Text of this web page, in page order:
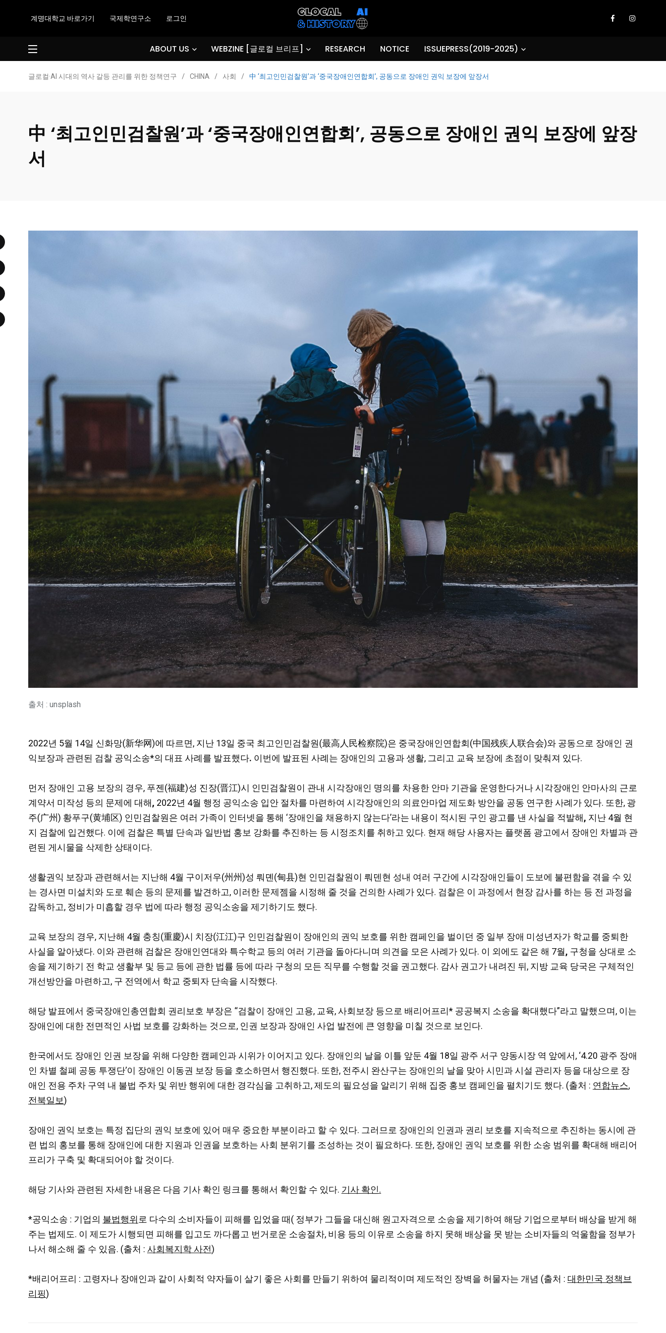
계명대학교 바로가기 국제학연구소 로그인
ABOUT US WEBZINE [글로컬 브리프] RESEARCH NOTICE ISSUEPRESS(2019-2025)
글로컬·AI 시대의 역사 갈등 관리를 위한 정책연구 / CHINA / 사회 / 中 ‘최고인민검찰원’과 ‘중국장애인연합회’, 공동으로 장애인 권익 보장에 앞장서
中 ‘최고인민검찰원’과 ‘중국장애인연합회’, 공동으로 장애인 권익 보장에 앞장
서
출처 : unsplash
2022년 5월 14일 신화망(新华网)에 따르면, 지난 13일 중국 최고인민검찰원(最高人民检察院)은 중국장애인연합회(中国残疾人联合会)와 공동으로 장애인 권
익보장과 관련된 검찰 공익소송*의 대표 사례를 발표했다. 이번에 발표된 사례는 장애인의 고용과 생활, 그리고 교육 보장에 초점이 맞춰져 있다.
먼저 장애인 고용 보장의 경우, 푸젠(福建)성 진장(晋江)시 인민검찰원이 관내 시각장애인 명의를 차용한 안마 기관을 운영한다거나 시각장애인 안마사의 근로
계약서 미작성 등의 문제에 대해, 2022년 4월 행정 공익소송 입안 절차를 마련하여 시각장애인의 의료안마업 제도화 방안을 공동 연구한 사례가 있다. 또한, 광
주(广州) 황푸구(黄埔区) 인민검찰원은 여러 가족이 인터넷을 통해 ‘장애인을 채용하지 않는다’라는 내용이 적시된 구인 광고를 낸 사실을 적발해, 지난 4월 현
지 검찰에 입건했다. 이에 검찰은 특별 단속과 일반법 홍보 강화를 추진하는 등 시정조치를 취하고 있다. 현재 해당 사용자는 플랫폼 광고에서 장애인 차별과 관
련된 게시물을 삭제한 상태이다.
생활권익 보장과 관련해서는 지난해 4월 구이저우(州州)성 뤄뎬(甸县)현 인민검찰원이 뤄덴현 성내 여러 구간에 시각장애인들이 도보에 불편함을 겪을 수 있
는 경사면 미설치와 도로 훼손 등의 문제를 발견하고, 이러한 문제젬을 시정해 줄 것을 건의한 사례가 있다. 검찰은 이 과정에서 현장 감사를 하는 등 전 과정을
감독하고, 정비가 미흡할 경우 법에 따라 행정 공익소송을 제기하기도 했다.
교육 보장의 경우, 지난해 4월 충칭(重慶)시 치장(江江)구 인민검찰원이 장애인의 권익 보호를 위한 캠페인을 벌이던 중 일부 장애 미성년자가 학교를 중퇴한
사실을 알아냈다. 이와 관련해 검찰은 장애인연대와 특수학교 등의 여러 기관을 돌아다니며 의견을 모은 사례가 있다. 이 외에도 같은 해 7월, 구청을 상대로 소
송을 제기하기 전 학교 생활부 및 등교 등에 관한 법률 등에 따라 구청의 모든 직무를 수행할 것을 권고했다. 감사 권고가 내려진 뒤, 지방 교육 당국은 구체적인
개선방안을 마련하고, 구 전역에서 학교 중퇴자 단속을 시작했다.
해당 발표에서 중국장애인총연합회 권리보호 부장은 “검찰이 장애인 고용, 교육, 사회보장 등으로 배리어프리* 공공복지 소송을 확대했다”라고 말했으며, 이는
장애인에 대한 전면적인 사법 보호를 강화하는 것으로, 인권 보장과 장애인 사업 발전에 큰 영향을 미칠 것으로 보인다.
한국에서도 장애인 인권 보장을 위해 다양한 캠페인과 시위가 이어지고 있다. 장애인의 날을 이틀 앞둔 4월 18일 광주 서구 양동시장 역 앞에서, ‘4.20 광주 장애
인 차별 철폐 공동 투쟁단’이 장애인 이동권 보장 등을 호소하면서 행진했다. 또한, 전주시 완산구는 장애인의 날을 맞아 시민과 시설 관리자 등을 대상으로 장
애인 전용 주차 구역 내 불법 주차 및 위반 행위에 대한 경각심을 고취하고, 제도의 필요성을 알리기 위해 집중 홍보 캠페인을 펼치기도 했다. (출처 : 연합뉴스,
전북일보)
장애인 권익 보호는 특정 집단의 권익 보호에 있어 매우 중요한 부분이라고 할 수 있다. 그러므로 장애인의 인권과 권리 보호를 지속적으로 추진하는 동시에 관
련 법의 홍보를 통해 장애인에 대한 지원과 인권을 보호하는 사회 분위기를 조성하는 것이 필요하다. 또한, 장애인 권익 보호를 위한 소송 범위를 확대해 배리어
프리가 구축 및 확대되어야 할 것이다.
해당 기사와 관련된 자세한 내용은 다음 기사 확인 링크를 통해서 확인할 수 있다. 기사 확인.
*공익소송 : 기업의 불법행위로 다수의 소비자들이 피해를 입었을 때( 정부가 그들을 대신해 원고자격으로 소송을 제기하여 해당 기업으로부터 배상을 받게 해
주는 법제도. 이 제도가 시행되면 피해를 입고도 까다롭고 번거로운 소송절차, 비용 등의 이유로 소송을 하지 못해 배상을 못 받는 소비자들의 억울함을 정부가
나서 해소해 줄 수 있음. (출처 : 사회복지학 사전)
*배리어프리 : 고령자나 장애인과 같이 사회적 약자들이 살기 좋은 사회를 만들기 위하여 물리적이며 제도적인 장벽을 허물자는 개념 (출처 : 대한민국 정책브
리핑)